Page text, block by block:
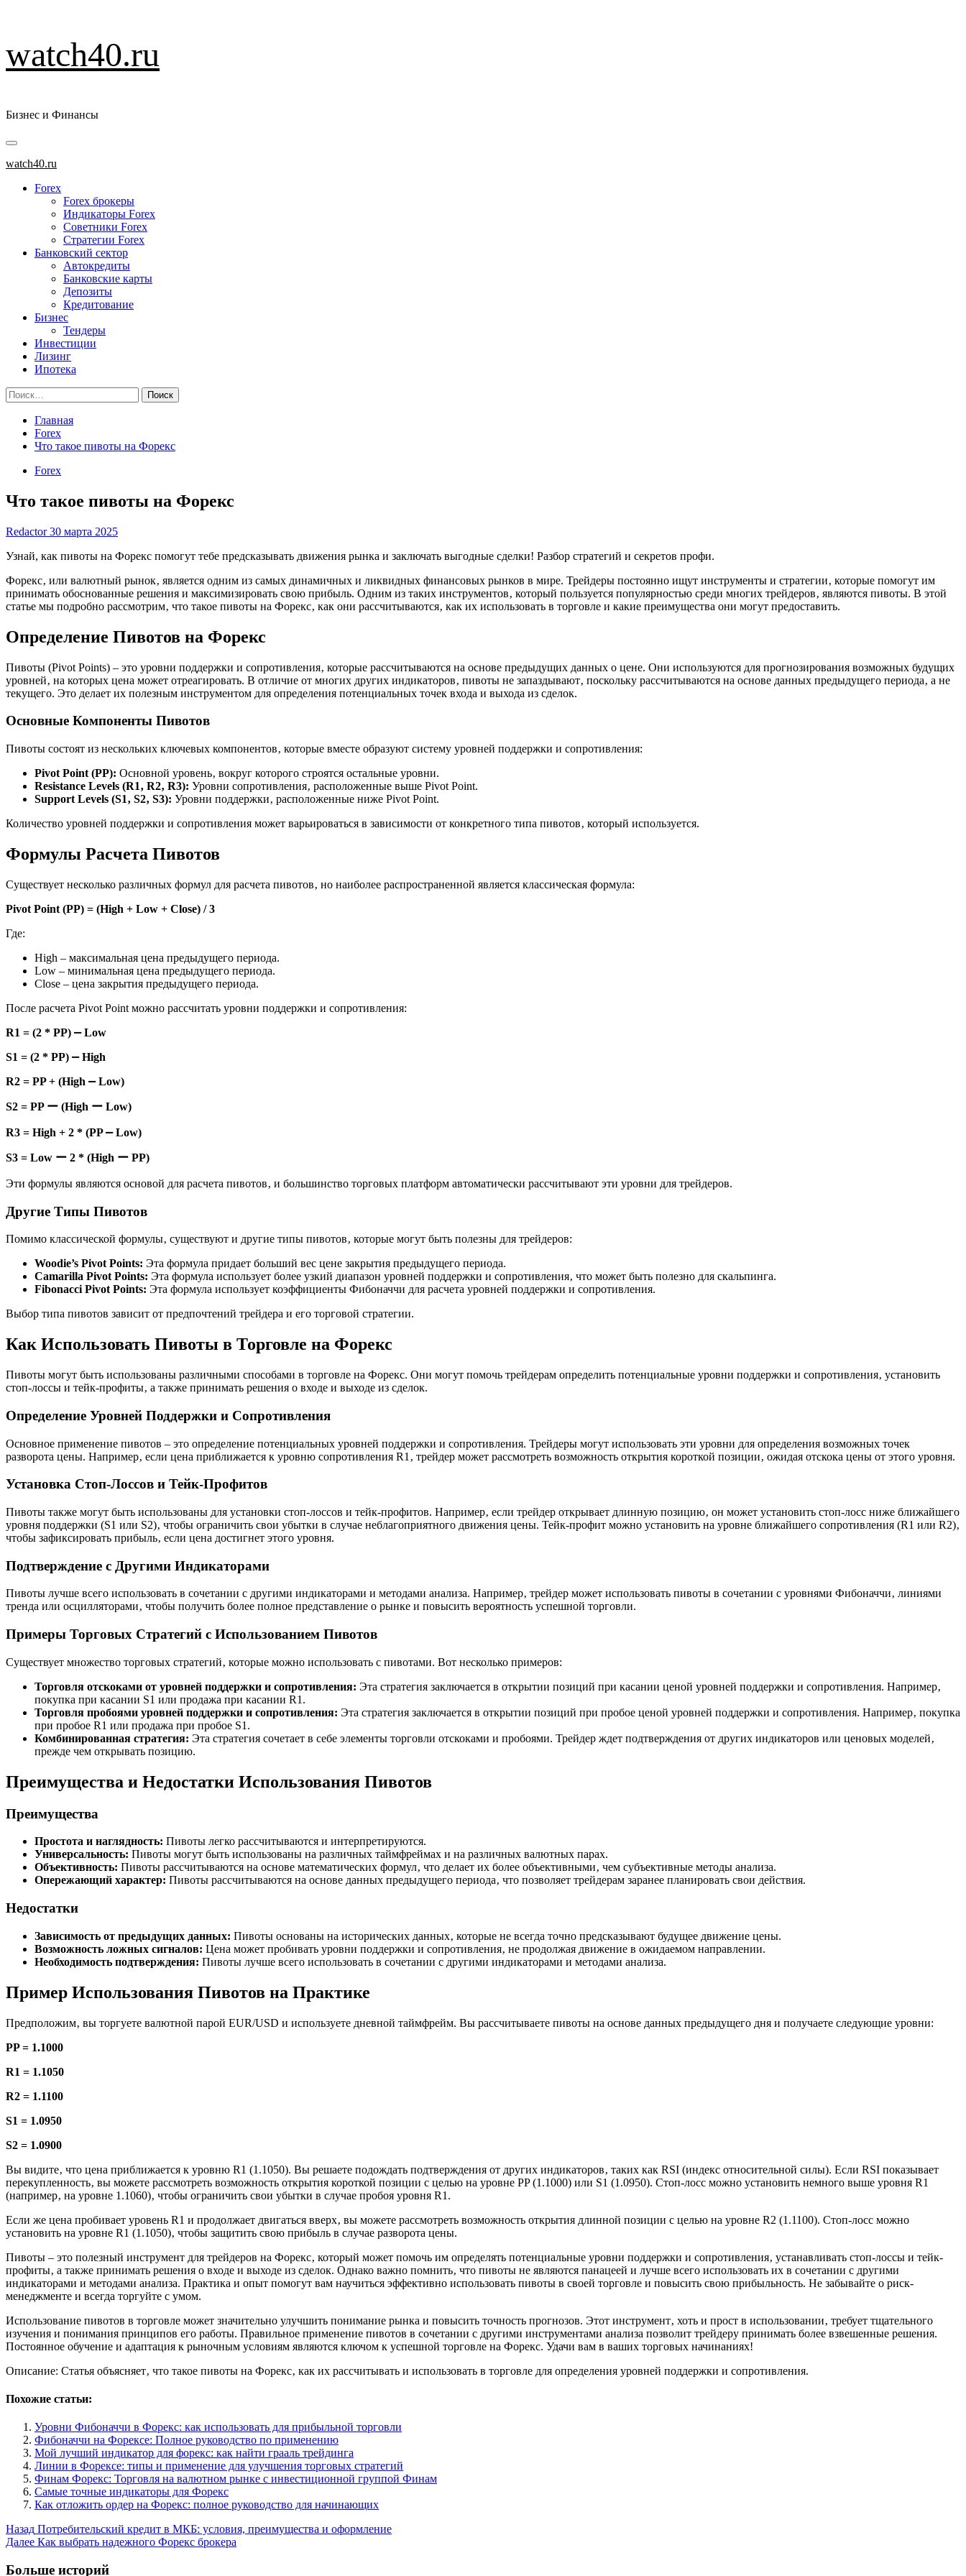
к
содержимому
watch40.ru
Бизнес и Финансы
Основное
меню
watch40.ru
Forex
Forex брокеры
Индикаторы Forex
Советники Forex
Стратегии Forex
Банковский сектор
Автокредиты
Банковские карты
Депозиты
Кредитование
Бизнес
Тендеры
Инвестиции
Лизинг
Ипотека
Найти:
Главная
Forex
Что такое пивоты на Форекс
Forex
Что такое пивоты на Форекс
Redactor30 марта 2025
Узнай, как пивоты на Форекс помогут тебе предсказывать движения рынка и заключать выгодные сделки! Разбор стратегий и секретов профи.
Форекс‚ или валютный рынок‚ является одним из самых динамичных и ликвидных финансовых рынков в мире. Трейдеры постоянно ищут инструменты и стратегии‚ которые помогут им
принимать обоснованные решения и максимизировать свою прибыль. Одним из таких инструментов‚ который пользуется популярностью среди многих трейдеров‚ являются пивоты. В этой
статье мы подробно рассмотрим‚ что такое пивоты на Форекс‚ как они рассчитываются‚ как их использовать в торговле и какие преимущества они могут предоставить.
Определение Пивотов на Форекс
Пивоты (Pivot Points) – это уровни поддержки и сопротивления‚ которые рассчитываются на основе предыдущих данных о цене. Они используются для прогнозирования возможных будущих
уровней‚ на которых цена может отреагировать. В отличие от многих других индикаторов‚ пивоты не запаздывают‚ поскольку рассчитываются на основе данных предыдущего периода‚ а не
текущего. Это делает их полезным инструментом для определения потенциальных точек входа и выхода из сделок.
Основные Компоненты Пивотов
Пивоты состоят из нескольких ключевых компонентов‚ которые вместе образуют систему уровней поддержки и сопротивления:
Pivot Point (PP): Основной уровень‚ вокруг которого строятся остальные уровни.
Resistance Levels (R1‚ R2‚ R3): Уровни сопротивления‚ расположенные выше Pivot Point.
Support Levels (S1‚ S2‚ S3): Уровни поддержки‚ расположенные ниже Pivot Point.
Количество уровней поддержки и сопротивления может варьироваться в зависимости от конкретного типа пивотов‚ который используется.
Формулы Расчета Пивотов
Существует несколько различных формул для расчета пивотов‚ но наиболее распространенной является классическая формула:
Pivot Point (PP) = (High + Low + Close) / 3
Где:
High – максимальная цена предыдущего периода.
Low – минимальная цена предыдущего периода.
Close – цена закрытия предыдущего периода.
После расчета Pivot Point можно рассчитать уровни поддержки и сопротивления:
R1 = (2 * PP) ⎼ Low
S1 = (2 * PP) ⎼ High
R2 = PP + (High ⎼ Low)
S2 = PP ー (High ー Low)
R3 = High + 2 * (PP ⎼ Low)
S3 = Low ー 2 * (High ー PP)
Эти формулы являются основой для расчета пивотов‚ и большинство торговых платформ автоматически рассчитывают эти уровни для трейдеров.
Другие Типы Пивотов
Помимо классической формулы‚ существуют и другие типы пивотов‚ которые могут быть полезны для трейдеров:
Woodie’s Pivot Points: Эта формула придает больший вес цене закрытия предыдущего периода.
Camarilla Pivot Points: Эта формула использует более узкий диапазон уровней поддержки и сопротивления‚ что может быть полезно для скальпинга.
Fibonacci Pivot Points: Эта формула использует коэффициенты Фибоначчи для расчета уровней поддержки и сопротивления.
Выбор типа пивотов зависит от предпочтений трейдера и его торговой стратегии.
Как Использовать Пивоты в Торговле на Форекс
Пивоты могут быть использованы различными способами в торговле на Форекс. Они могут помочь трейдерам определить потенциальные уровни поддержки и сопротивления‚ установить
стоп-лоссы и тейк-профиты‚ а также принимать решения о входе и выходе из сделок.
Определение Уровней Поддержки и Сопротивления
Основное применение пивотов – это определение потенциальных уровней поддержки и сопротивления. Трейдеры могут использовать эти уровни для определения возможных точек
разворота цены. Например‚ если цена приближается к уровню сопротивления R1‚ трейдер может рассмотреть возможность открытия короткой позиции‚ ожидая отскока цены от этого уровня.
Установка Стоп-Лоссов и Тейк-Профитов
Пивоты также могут быть использованы для установки стоп-лоссов и тейк-профитов. Например‚ если трейдер открывает длинную позицию‚ он может установить стоп-лосс ниже ближайшего
уровня поддержки (S1 или S2)‚ чтобы ограничить свои убытки в случае неблагоприятного движения цены. Тейк-профит можно установить на уровне ближайшего сопротивления (R1 или R2)‚
чтобы зафиксировать прибыль‚ если цена достигнет этого уровня.
Подтверждение с Другими Индикаторами
Пивоты лучше всего использовать в сочетании с другими индикаторами и методами анализа. Например‚ трейдер может использовать пивоты в сочетании с уровнями Фибоначчи‚ линиями
тренда или осцилляторами‚ чтобы получить более полное представление о рынке и повысить вероятность успешной торговли.
Примеры Торговых Стратегий с Использованием Пивотов
Существует множество торговых стратегий‚ которые можно использовать с пивотами. Вот несколько примеров:
Торговля отскоками от уровней поддержки и сопротивления: Эта стратегия заключается в открытии позиций при касании ценой уровней поддержки и сопротивления. Например‚
покупка при касании S1 или продажа при касании R1.
Торговля пробоями уровней поддержки и сопротивления: Эта стратегия заключается в открытии позиций при пробое ценой уровней поддержки и сопротивления. Например‚ покупка
при пробое R1 или продажа при пробое S1.
Комбинированная стратегия: Эта стратегия сочетает в себе элементы торговли отскоками и пробоями. Трейдер ждет подтверждения от других индикаторов или ценовых моделей‚
прежде чем открывать позицию.
Преимущества и Недостатки Использования Пивотов
Преимущества
Простота и наглядность: Пивоты легко рассчитываются и интерпретируются.
Универсальность: Пивоты могут быть использованы на различных таймфреймах и на различных валютных парах.
Объективность: Пивоты рассчитываются на основе математических формул‚ что делает их более объективными‚ чем субъективные методы анализа.
Опережающий характер: Пивоты рассчитываются на основе данных предыдущего периода‚ что позволяет трейдерам заранее планировать свои действия.
Недостатки
Зависимость от предыдущих данных: Пивоты основаны на исторических данных‚ которые не всегда точно предсказывают будущее движение цены.
Возможность ложных сигналов: Цена может пробивать уровни поддержки и сопротивления‚ не продолжая движение в ожидаемом направлении.
Необходимость подтверждения: Пивоты лучше всего использовать в сочетании с другими индикаторами и методами анализа.
Пример Использования Пивотов на Практике
Предположим‚ вы торгуете валютной парой EUR/USD и используете дневной таймфрейм. Вы рассчитываете пивоты на основе данных предыдущего дня и получаете следующие уровни:
PP = 1.1000
R1 = 1.1050
R2 = 1.1100
S1 = 1.0950
S2 = 1.0900
Вы видите‚ что цена приближается к уровню R1 (1.1050). Вы решаете подождать подтверждения от других индикаторов‚ таких как RSI (индекс относительной силы). Если RSI показывает
перекупленность‚ вы можете рассмотреть возможность открытия короткой позиции с целью на уровне PP (1.1000) или S1 (1.0950). Стоп-лосс можно установить немного выше уровня R1
(например‚ на уровне 1.1060)‚ чтобы ограничить свои убытки в случае пробоя уровня R1.
Если же цена пробивает уровень R1 и продолжает двигаться вверх‚ вы можете рассмотреть возможность открытия длинной позиции с целью на уровне R2 (1.1100). Стоп-лосс можно
установить на уровне R1 (1.1050)‚ чтобы защитить свою прибыль в случае разворота цены.
Пивоты – это полезный инструмент для трейдеров на Форекс‚ который может помочь им определять потенциальные уровни поддержки и сопротивления‚ устанавливать стоп-лоссы и тейк-
профиты‚ а также принимать решения о входе и выходе из сделок. Однако важно помнить‚ что пивоты не являются панацеей и лучше всего использовать их в сочетании с другими
индикаторами и методами анализа. Практика и опыт помогут вам научиться эффективно использовать пивоты в своей торговле и повысить свою прибыльность. Не забывайте о риск-
менеджменте и всегда торгуйте с умом.
Использование пивотов в торговле может значительно улучшить понимание рынка и повысить точность прогнозов. Этот инструмент‚ хоть и прост в использовании‚ требует тщательного
изучения и понимания принципов его работы. Правильное применение пивотов в сочетании с другими инструментами анализа позволит трейдеру принимать более взвешенные решения.
Постоянное обучение и адаптация к рыночным условиям являются ключом к успешной торговле на Форекс. Удачи вам в ваших торговых начинаниях!
Описание: Статья объясняет‚ что такое пивоты на Форекс‚ как их рассчитывать и использовать в торговле для определения уровней поддержки и сопротивления.
Похожие статьи:
Уровни Фибоначчи в Форекс: как использовать для прибыльной торговли
Фибоначчи на Форексе: Полное руководство по применению
Мой лучший индикатор для форекс: как найти грааль трейдинга
Линии в Форексе: типы и применение для улучшения торговых стратегий
Финам Форекс: Торговля на валютном рынке с инвестиционной группой Финам
Самые точные индикаторы для Форекс
Как отложить ордер на Форекс: полное руководство для начинающих
Post
Navigation
Назад Потребительский кредит в МКБ: условия, преимущества и оформление
Далее Как выбрать надежного Форекс брокера
Больше историй